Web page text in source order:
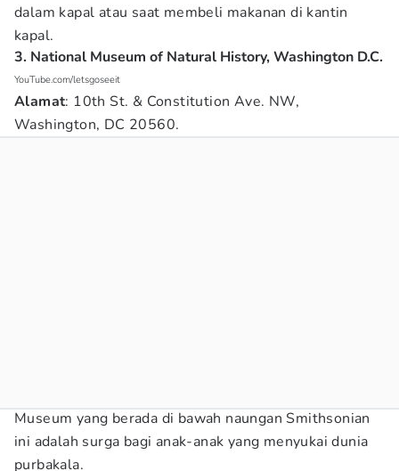
dalam kapal atau saat membeli makanan di kantin
kapal.
3. National Museum of Natural History, Washington D.C.
YouTube.com/letsgoseeit
Alamat: 10th St. & Constitution Ave. NW,
Washington, DC 20560.
Museum yang berada di bawah naungan Smithsonian
ini adalah surga bagi anak-anak yang menyukai dunia
purbakala.